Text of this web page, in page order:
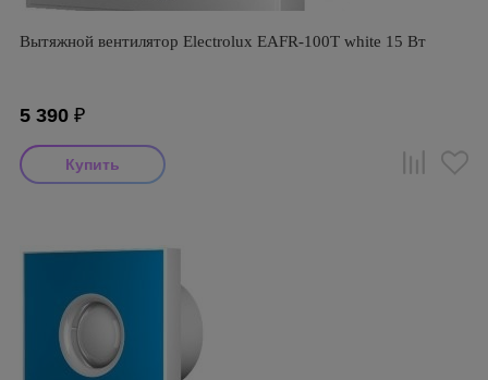
Вытяжной вентилятор Electrolux EAFR-100T white 15 Вт
5 390 ₽